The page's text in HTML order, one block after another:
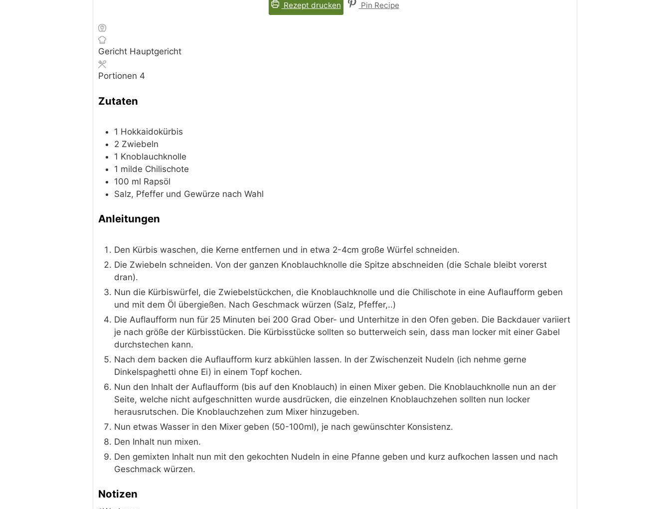
Rezept drucken Pin Recipe
Gericht Hauptgericht
Portionen 4
Zutaten
1 Hokkaidokürbis
2 Zwiebeln
1 Knoblauchknolle
1 milde Chilischote
100 ml Rapsöl
Salz, Pfeffer und Gewürze nach Wahl
Anleitungen
Den Kürbis waschen, die Kerne entfernen und in etwa 2-4cm große Würfel schneiden.
Die Zwiebeln schneiden. Von der ganzen Knoblauchknolle die Spitze abschneiden (die Schale bleibt vorerst
dran).
Nun die Kürbiswürfel, die Zwiebelstückchen, die Knoblauchknolle und die Chilischote in eine Auflaufform geben
und mit dem Öl übergießen. Nach Geschmack würzen (Salz, Pfeffer,..)
Die Auflaufform nun für 25 Minuten bei 200 Grad Ober- und Unterhitze in den Ofen geben. Die Backdauer variiert
je nach größe der Kürbisstücken. Die Kürbisstücke sollten so butterweich sein, dass man locker mit einer Gabel
durchstechen kann.
Nach dem backen die Auflaufform kurz abkühlen lassen. In der Zwischenzeit Nudeln (ich nehme gerne
Dinkelspaghetti ohne Ei) in einem Topf kochen.
Nun den Inhalt der Auflaufform (bis auf den Knoblauch) in einen Mixer geben. Die Knoblauchknolle nun an der
Seite, welche nicht aufgeschnitten wurde ausdrücken, die einzelnen Knoblauchzehen sollten nun locker
herausrutschen. Die Knoblauchzehen zum Mixer hinzugeben.
Nun etwas Wasser in den Mixer geben (50-100ml), je nach gewünschter Konsistenz.
Den Inhalt nun mixen.
Den gemixten Inhalt nun mit den gekochten Nudeln in eine Pfanne geben und kurz aufkochen lassen und nach
Geschmack würzen.
Notizen